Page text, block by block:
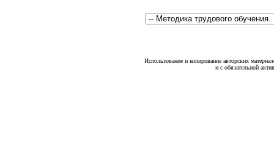
Использование и копирование авторских
и с обязательной